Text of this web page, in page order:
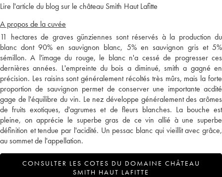
Lire l'article du blog sur le château Smith Haut Lafitte
A propos de la cuvée
11 hectares de graves günziennes sont réservés à la production du
blanc dont 90% en sauvignon blanc, 5% en sauvignon gris et 5%
sémillon. A l'image du rouge, le blanc n'a cessé de progresser ces
dernières années. L'empreinte du bois a diminué, smith a gagné en
précision. Les raisins sont généralement récoltés très mûrs, mais la forte
proportion de sauvignon permet de conserver une importante acdité
gage de l'équilibre du vin. Le nez développe généralement des arômes
de fruits exotiques, d'agrumes et de fleurs blanches. La bouche est
pleine, on apprécie le superbe gras de ce vin allié à une superbe
définition et tendue par l'acidité. Un pessac blanc qui vieillit avec grâce,
au sommet de l'appellation.
CONSULTER LES COTES DU DOMAINE CHÂTEAU
SMITH HAUT LAFITTE